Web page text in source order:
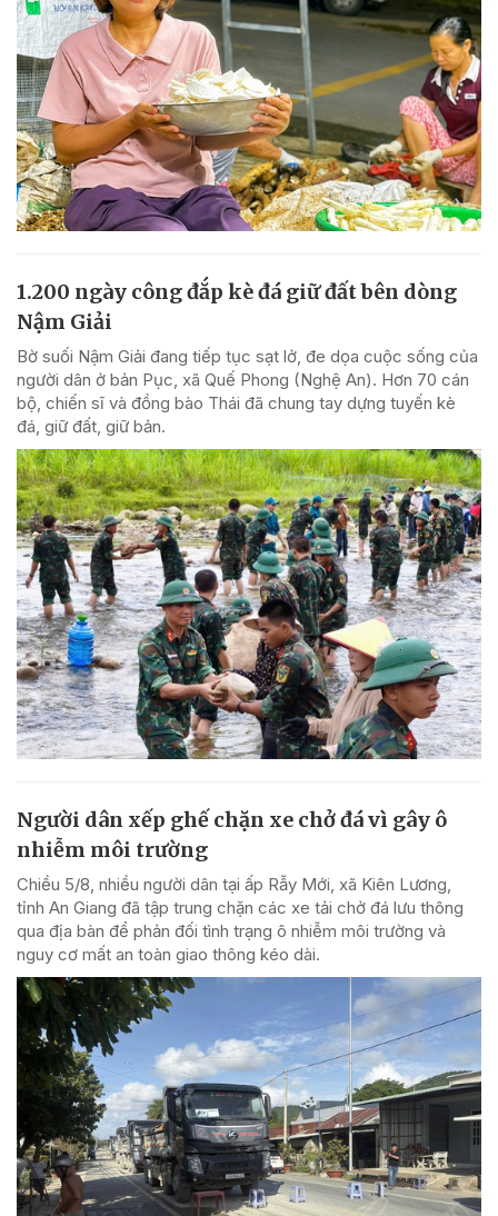
1.200 ngày công đắp kè đá giữ đất bên dòng
Nậm Giải
Bờ suối Nậm Giải đang tiếp tục sạt lở, đe dọa cuộc sống của
người dân ở bản Pục, xã Quế Phong (Nghệ An). Hơn 70 cán
bộ, chiến sĩ và đồng bào Thái đã chung tay dựng tuyến kè
đá, giữ đất, giữ bản.
Người dân xếp ghế chặn xe chở đá vì gây ô
nhiễm môi trường
Chiều 5/8, nhiều người dân tại ấp Rẫy Mới, xã Kiên Lương,
tỉnh An Giang đã tập trung chặn các xe tải chở đá lưu thông
qua địa bàn để phản đối tình trạng ô nhiễm môi trường và
nguy cơ mất an toàn giao thông kéo dài.